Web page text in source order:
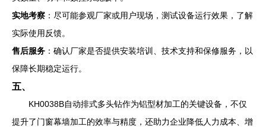
实地考察 ：尽可能参观厂家或用户现场，测试设备运行效果，了解
实际使用反馈。
售后服务 ：确认厂家是否提供安装培训、技术支持和保修服务，以
保障长期稳定运行。
五、
KH0038B自动排式多头钻作为铝型材加工的关键设备，不仅
提升了门窗幕墙加工的效率与精度，还助力企业降低人力成本、增